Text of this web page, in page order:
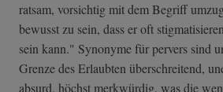
ratsam, vorsichtig mit dem Begriff
bewusst zu sein, dass er oft
sein kann." Synonyme für pervers sind
Grenze des Erlaubten überschreitend,
absurd, höchst merkwürdig, was die